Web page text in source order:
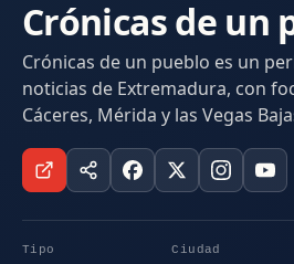
Crónicas de un
Crónicas de un pueblo es un
noticias de Extremadura, con
Cáceres, Mérida y las Vegas
Tipo Ciudad